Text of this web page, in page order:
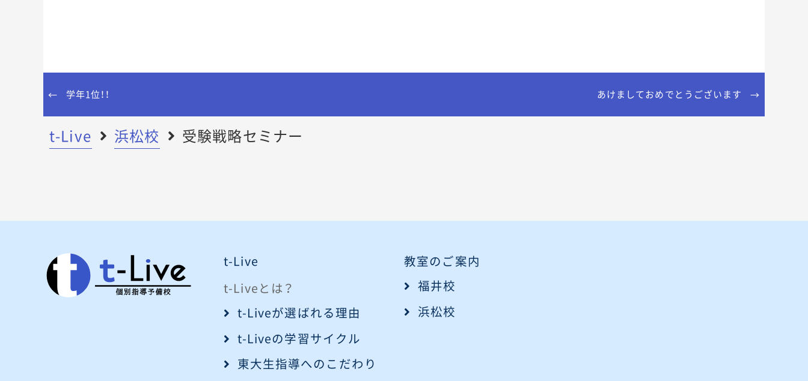
学年1位！！ あけましておめでとうございます
t-Live 浜松校 受験戦略セミナー
t-Live
t-Liveとは？
t-Liveが選ばれる理由
t-Liveの学習サイクル
東大生指導へのこだわり
教室のご案内
福井校
浜松校